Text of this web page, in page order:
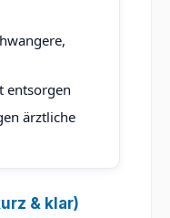
entsorgen
ärztliche
& klar)